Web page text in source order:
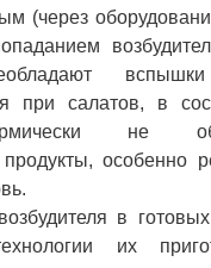
(через
при салатов, в
не
продукты, особенно
в
их